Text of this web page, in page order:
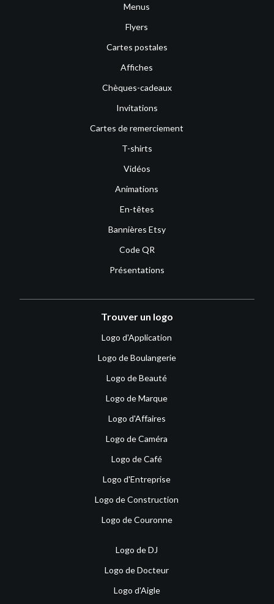
Menus
Flyers
Cartes postales
Affiches
Chèques-cadeaux
Invitations
Cartes de remerciement
T-shirts
Vidéos
Animations
En-têtes
Bannières Etsy
Code QR
Présentations
Trouver un logo
Logo d'Application
Logo de Boulangerie
Logo de Beauté
Logo de Marque
Logo d'Affaires
Logo de Caméra
Logo de Café
Logo d'Entreprise
Logo de Construction
Logo de Couronne
Logo de DJ
Logo de Docteur
Logo d'Aigle